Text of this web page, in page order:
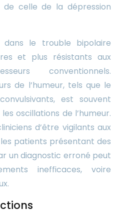
celle de la dépression
dans le trouble bipolaire
et plus résistants aux
conventionnels.
de l’humeur, tels que le
est souvent
oscillations de l’humeur.
d’être vigilants aux
patients présentant des
un diagnostic erroné peut
inefficaces, voire